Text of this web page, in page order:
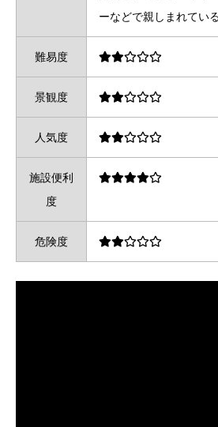
ーなどで親しまれている
難易度
景観度
人気度
施設便利
度
危険度